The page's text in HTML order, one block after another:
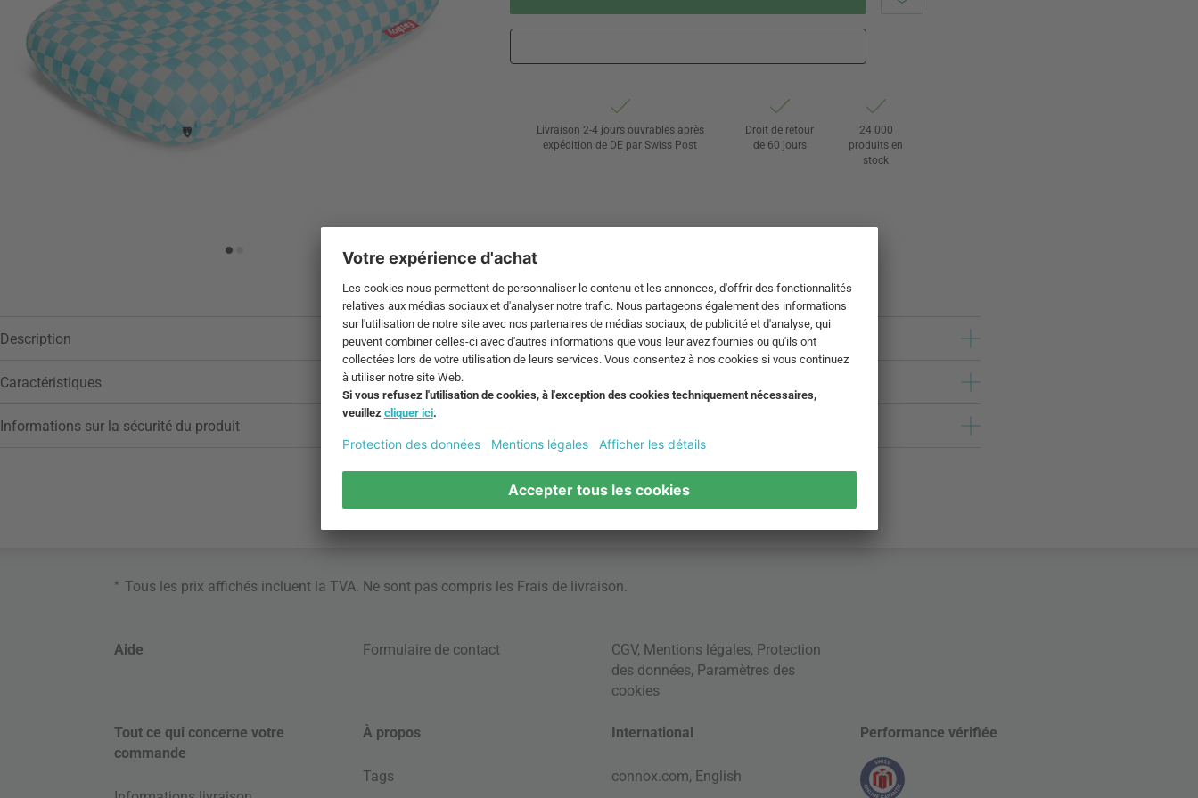
Livraison 2-4 jours ouvrables après
expédition de DE par Swiss Post
Droit de retour
de 60 jours
24 000
produits en
stock
Description
Caractéristiques
Informations sur la sécurité du produit
* Tous les prix affichés incluent la TVA. Ne sont pas compris les Frais de livraison.
Aide Formulaire de contact CGV, Mentions légales, Protection
des données, Paramètres des
cookies
Tout ce qui concerne votre
commande
À propos
Tags
International
connox.com, English
Performance vérifiée